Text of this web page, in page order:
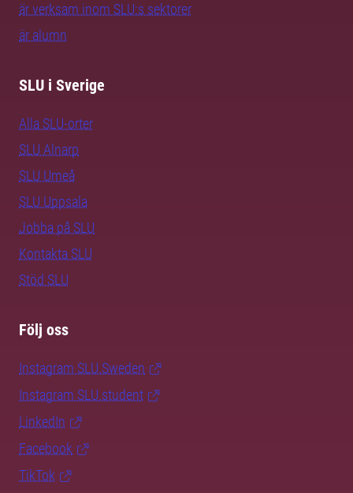
är verksam inom SLU:s sektorer
är alumn
SLU i Sverige
Alla SLU-orter
SLU Alnarp
SLU Umeå
SLU Uppsala
Jobba på SLU
Kontakta SLU
Stöd SLU
Följ oss
Instagram SLU.Sweden
Instagram SLU.student
LinkedIn
Facebook
TikTok